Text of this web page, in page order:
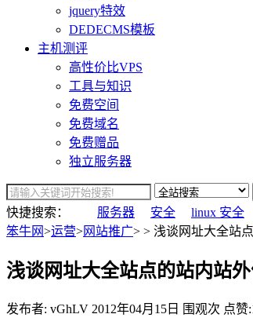
jquery特效
DEDECMS模板
主机测评
高性价比VPS
工具与知识
免费空间
免费域名
免费赠品
独立服务器
快捷搜索： 服务器 安全 linux 安全
笨牛网>运营>网站推广> > 浅谈网址大全站
浅谈网址大全站点的站内站
发布者: vGhLV 2012年04月15日 围观次 点赞